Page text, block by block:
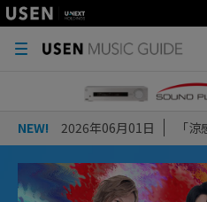
NEW! 2026年06月01日 「